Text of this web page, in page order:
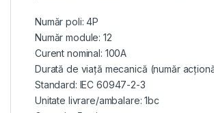
Număr poli: 4P
Număr module: 12
Curent nominal: 100A
Durată de viață mecanică (număr
Standard: IEC 60947-2-3
Unitate livrare/ambalare: 1bc